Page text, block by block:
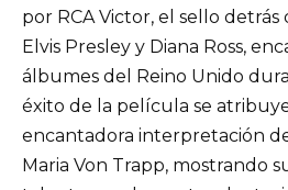
por RCA Victor, el sello
Elvis Presley y Diana Ross,
álbumes del Reino Unido
éxito de la película se
encantadora interpretación
Maria Von Trapp, mostrando